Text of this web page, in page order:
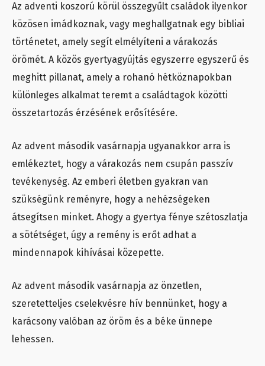
Az adventi koszorú körül összegyűlt családok ilyenkor
közösen imádkoznak, vagy meghallgatnak egy bibliai
történetet, amely segít elmélyíteni a várakozás
örömét. A közös gyertyagyújtás egyszerre egyszerű és
meghitt pillanat, amely a rohanó hétköznapokban
különleges alkalmat teremt a családtagok közötti
összetartozás érzésének erősítésére.
Az advent második vasárnapja ugyanakkor arra is
emlékeztet, hogy a várakozás nem csupán passzív
tevékenység. Az emberi életben gyakran van
szükségünk reményre, hogy a nehézségeken
átsegítsen minket. Ahogy a gyertya fénye szétoszlatja
a sötétséget, úgy a remény is erőt adhat a
mindennapok kihívásai közepette.
Az advent második vasárnapja az önzetlen,
szeretetteljes cselekvésre hív bennünket, hogy a
karácsony valóban az öröm és a béke ünnepe
lehessen.